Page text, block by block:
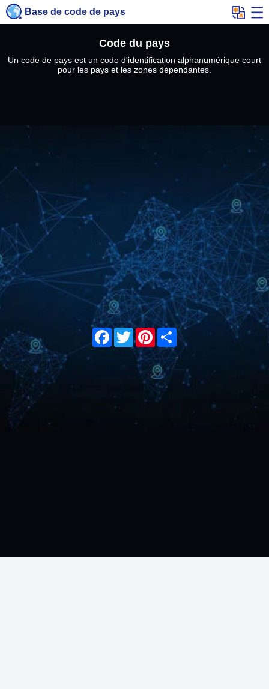
Base de code de pays
Code du pays
Un code de pays est un code d'identification alphanumérique court
pour les pays et les zones dépendantes.
Facebook
TwitterPinterest
Share